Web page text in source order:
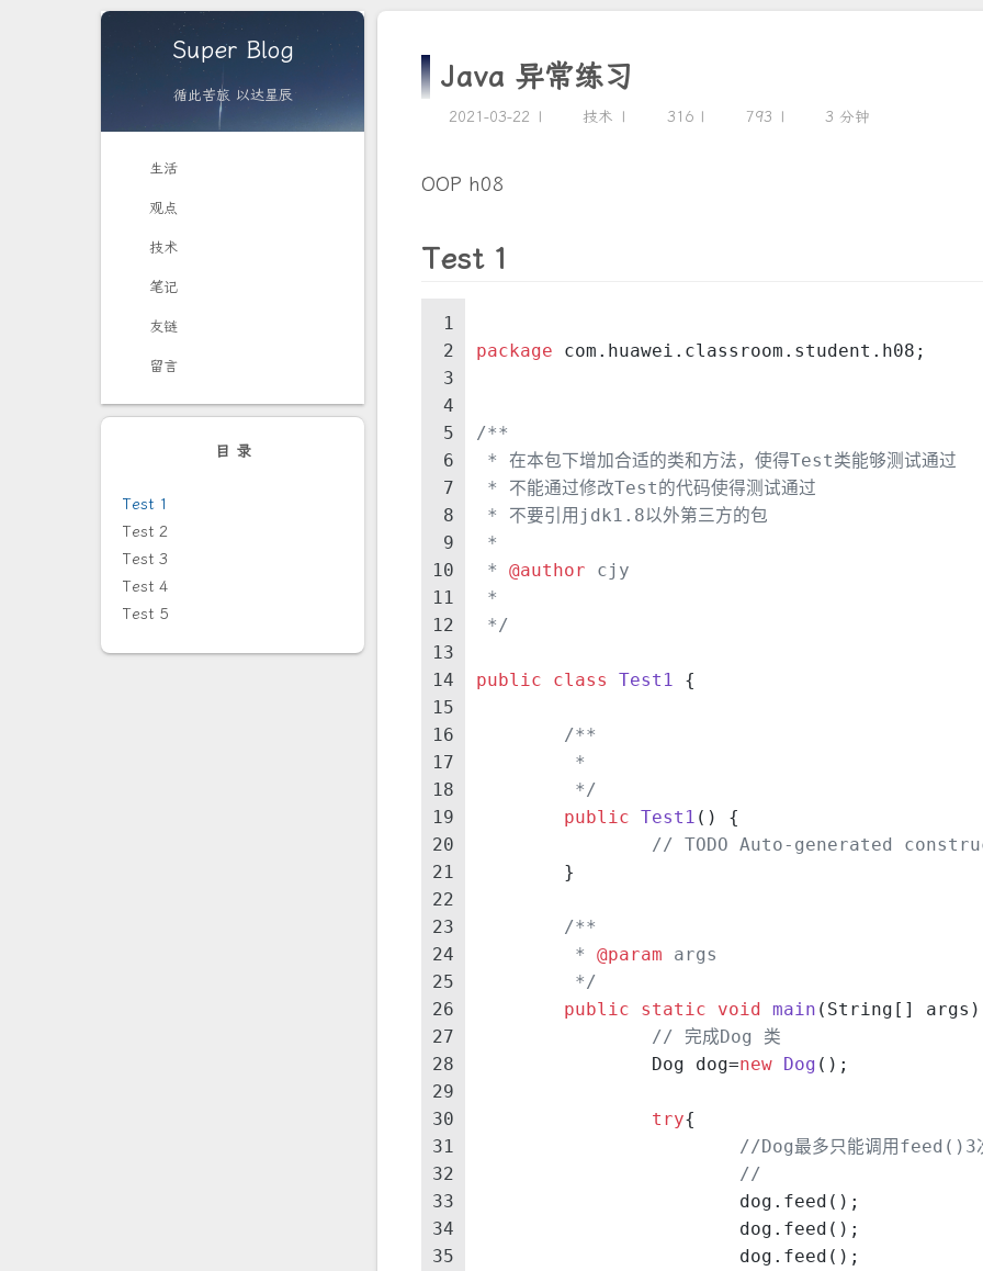
Super Blog
循此苦旅 以达星辰
生活
观点
技术
笔记
友链
留言
目 录
Test 1
Test 2
Test 3
Test 4
Test 5
Java 异常练习
2021-03-22 技术 316 793 3 分钟
OOP h08
Test 1
1
2
3
4
5
6
7
8
9
10
11
12
13
14
15
16
17
18
19
20
21
22
23
24
25
26
27
28
29
30
31
32
33
34
35
package com.huawei.classroom.student.h08;
/**
* 在本包下增加合适的类和方法，使得Test类能够测试通过
* 不能通过修改Test的代码使得测试通过
* 不要引用jdk1.8以外第三方的包
*
* @author cjy
*
*/
public class Test1 {
/**
	 *
	 */
public Test1 ()
{
// TODO Auto-generated
	}
/**
	 *
@param args
	 */
public
static void main (String[] args)
// 完成Dog 类
		Dog dog=
new Dog ();
try{
//Dog最多只能调用feed()3
//
			dog.feed();
			dog.feed();
			dog.feed();